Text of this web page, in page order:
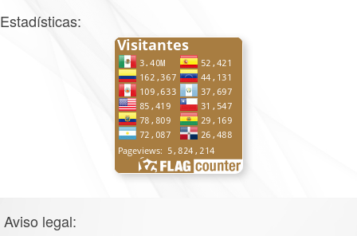
Estadísticas:
Aviso legal: